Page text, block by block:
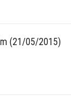
(21/05/2015)